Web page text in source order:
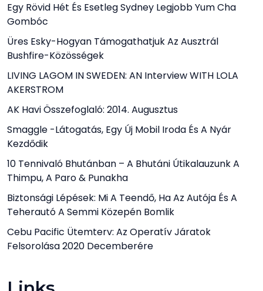
Egy Rövid Hét És Esetleg Sydney Legjobb Yum Cha
Gombóc
Üres Esky-Hogyan Támogathatjuk Az Ausztrál
Bushfire-Közösségek
LIVING LAGOM IN SWEDEN: AN Interview WITH LOLA
AKERSTROM
AK Havi Összefoglaló: 2014. Augusztus
Smaggle -látogatás, Egy Új Mobil Iroda És A Nyár
Kezdődik
10 Tennivaló Bhutánban – A Bhutáni Útikalauzunk A
Thimpu, A Paro & Punakha
Biztonsági Lépések: Mi A Teendő, Ha Az Autója És A
Teherautó A Semmi Közepén Bomlik
Cebu Pacific Ütemterv: Az Operatív Járatok
Felsorolása 2020 Decemberére